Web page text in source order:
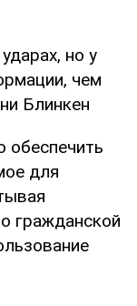
но у
чем
Блинкен
обеспечить
для
гражданской